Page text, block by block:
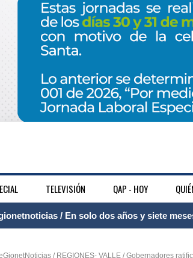
TELEVISIÓN QAP - HOY
/ El Aeropuerto Internacional
/ REGIONES- VALLE / Gobernadores